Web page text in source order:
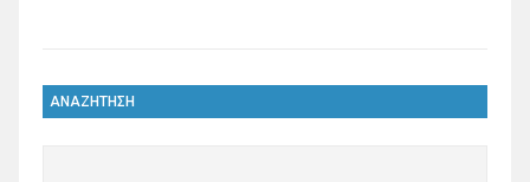
ΑΝΑΖΗΤΗΣΗ